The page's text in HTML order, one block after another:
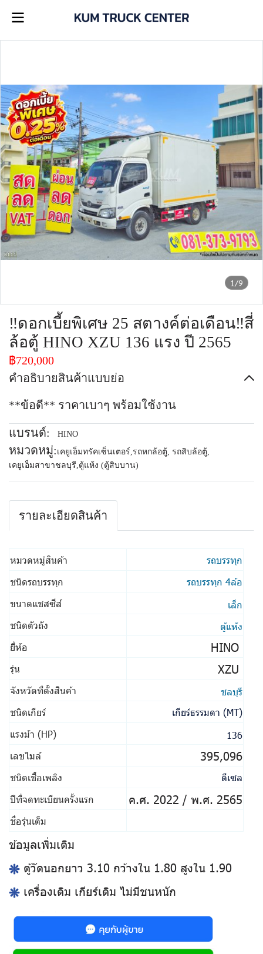
1/9
‼️ดอกเบี้ยพิเศษ 25 สตางค์ต่อเดือน‼️สี่
ล้อตู้ HINO XZU 136 แรง ปี 2565
฿720,000
คำอธิบายสินค้าแบบย่อ
**ข้อดี** ราคาเบาๆ พร้อมใช้งาน
แบรนด์: HINO
หมวดหมู่: เคยูเอ็มทรัคเซ็นเตอร์,รถหกล้อตู้, รถสิบล้อตู้,
เคยูเอ็มสาขาชลบุรี,ตู้แห้ง (ตู้สิบบาน)
รายละเอียดสินค้า
หมวดหมู่สินค้า
รถบรรทุก
ชนิดรถบรรทุก
รถบรรทุก 4ล้อ
ขนาดแชสซีส์
เล็ก
ชนิดตัวถัง
ตู้แห้ง
ยี่ห้อ
HINO
รุ่น XZU
จังหวัดที่ตั้งสินค้า
ชลบุรี
ชนิดเกียร์
เกียร์ธรรมดา (MT)
แรงม้า (HP)
136
เลขไมล์
395,096
ชนิดเชื้อเพลิง
ดีเซล
ปีที่จดทะเบียนครั้งแรก
ค.ศ. 2022 / พ.ศ. 2565
ชื่อรุ่นเต็ม
ข้อมูลเพิ่มเติม
ตู้วัดนอกยาว 3.10 กว้างใน 1.80 สูงใน 1.90
เครื่องเดิม เกียร์เดิม ไม่มีชนหนัก